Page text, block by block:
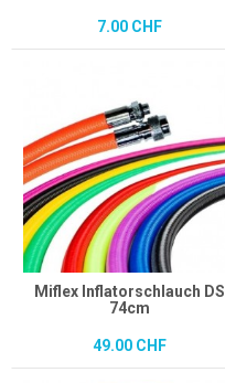
7.00 CHF
Miflex Inflatorschlauch DS
74cm
49.00 CHF